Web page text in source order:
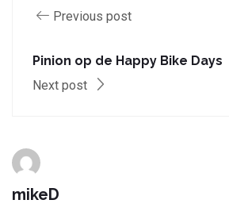
Previous post
Pinion op de Happy Bike Days
Next post
mikeD